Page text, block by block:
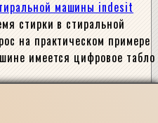
стирки в стиральной
на практическом примере
имеется цифровое табло